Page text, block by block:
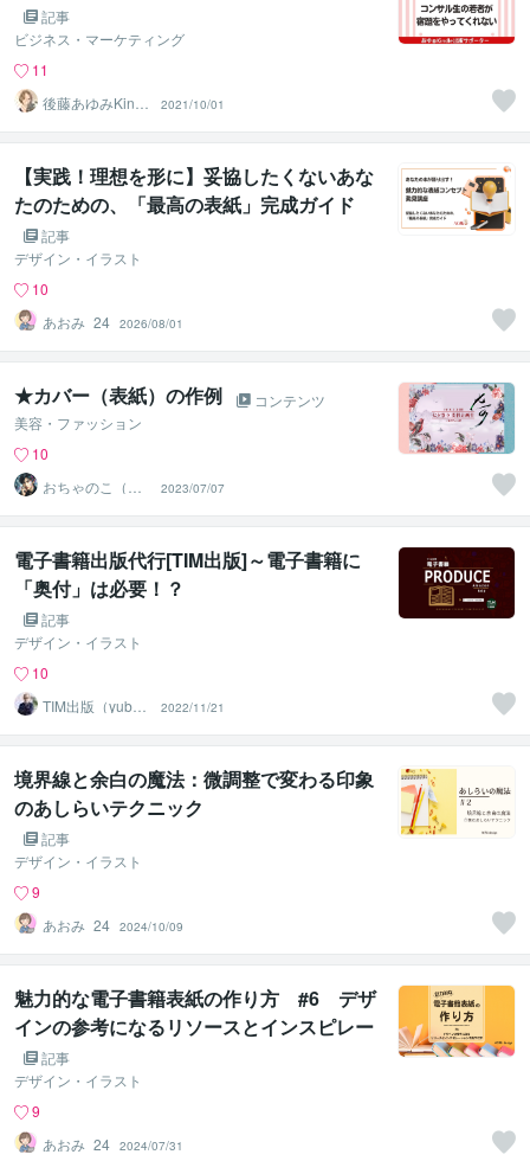
記事
ビジネス・マーケティング
11
後藤あゆみKindl
eコンサル＆デザ
イン
2021/10/01
【実践！理想を形に】妥協したくないあな
たのための、「最高の表紙」完成ガイド
記事
デザイン・イラスト
10
あおみ_24 2026/08/01
★カバー（表紙）の作例
コンテンツ
美容・ファッション
10
おちゃのこ（御
茶乃子祭々）
2023/07/07
電子書籍出版代行[TIM出版]～電子書籍に
「奥付」は必要！？
記事
デザイン・イラスト
10
TIM出版（yubun
e0634）
2022/11/21
境界線と余白の魔法：微調整で変わる印象
のあしらいテクニック
記事
デザイン・イラスト
9
あおみ_24 2024/10/09
魅力的な電子書籍表紙の作り方 #6 デザ
インの参考になるリソースとインスピレー
ションの見つけ方
記事
デザイン・イラスト
9
あおみ_24 2024/07/31